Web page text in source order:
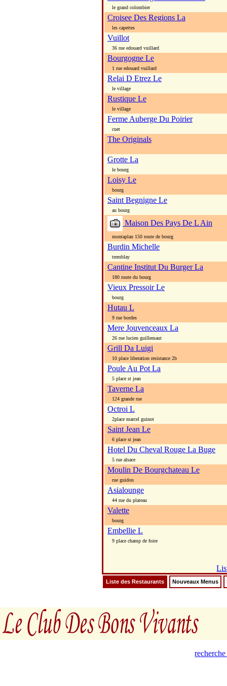
le grand colombier
Croisee Des Regions La
les capettes
Vuillot
36 rue edouard vuillard
Bourgogne Le
1 rue edouard vuillard
Relai D Etrez Le
le village
Rustique Le
le village
Ferme Auberge Du Poirier
cuet
The Originals
Grotte La
le bourg
Loisy Le
bourg
Saint Begnigne Le
au bourg
Maison Des Pays De L Ain
montaplan 150 route de bourg
Burdin Michelle
tremblay
Cantine Institut Du Burger La
180 route du bourg
Vieux Pressoir Le
bourg
Hutau L
9 rue bordes
Mere Jouvenceaux La
26 rue lucien guillemaut
Grill Da Luigi
10 place liberation resistance 2b
Poule Au Pot La
5 place st jean
Taverne La
124 grande rue
Octroi L
2place marcel guinot
Saint Jean Le
6 place st jean
Hotel Du Cheval Rouge La Buge
5 rue alsace
Moulin De Bourgchateau Le
rue guidon
Asialounge
44 rue du plateau
Valette
bourg
Embellie L
9 place champ de foire
Liste des Restaurants Nouveaux Menus